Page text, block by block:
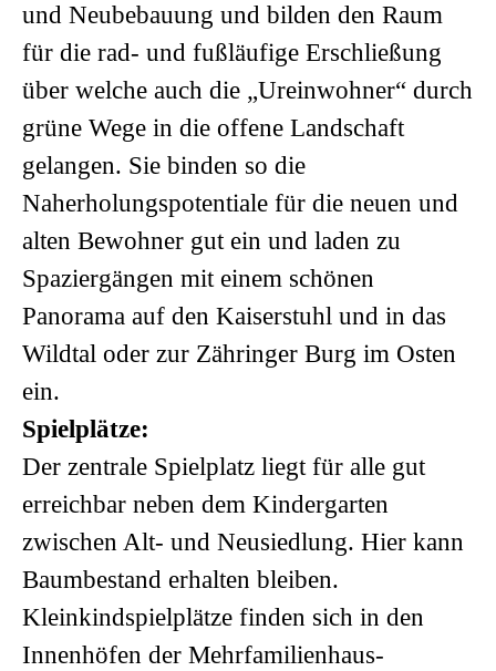
und Neubebauung und bilden den Raum
für die rad- und fußläufige Erschließung
über welche auch die „Ureinwohner“ durch
grüne Wege in die offene Landschaft
gelangen. Sie binden so die
Naherholungspotentiale für die neuen und
alten Bewohner gut ein und laden zu
Spaziergängen mit einem schönen
Panorama auf den Kaiserstuhl und in das
Wildtal oder zur Zähringer Burg im Osten
ein.
Spielplätze:
Der zentrale Spielplatz liegt für alle gut
erreichbar neben dem Kindergarten
zwischen Alt- und Neusiedlung. Hier kann
Baumbestand erhalten bleiben.
Kleinkindspielplätze finden sich in den
Innenhöfen der Mehrfamilienhaus-